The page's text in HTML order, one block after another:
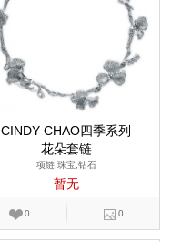
CINDY CHAO四季系列
花朵套链
项链,珠宝,钻石
暂无
0 0